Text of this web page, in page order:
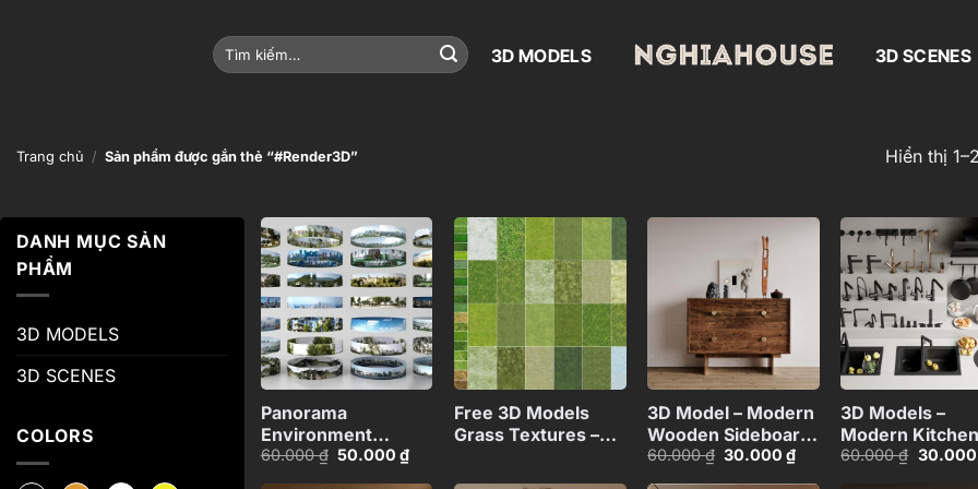
Tìm
kiếm:
3D MODELS 3D SCENES
Trang chủ / Sản phẩm được gắn thẻ “#Render3D” Hiển thị
DANH MỤC SẢN
PHẨM
3D MODELS
3D SCENES
COLORS
Add to
wishlist
+
Panorama
Environment
Collection
60.000₫ Giá
là:
50.000₫Giá
tại
Add to
wishlist
Free 3D Models
Grass Textures –
Add to
wishlist
+
3D Model – Modern
Wooden Sideboard
Cabinet with
Decor_IDS767341-
60.000₫ Giá
là:
30.000₫Giá
tại
3D Models –
Modern Kitchen
Faucets, Sinks
60.000₫ Giá
30.000